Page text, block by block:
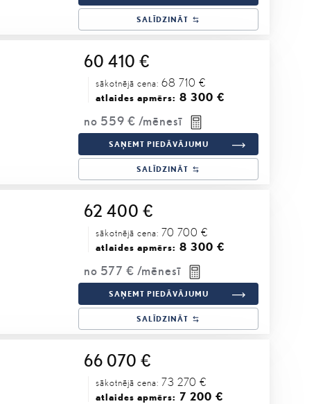
SALĪDZINĀT
60 410 €
sākotnējā cena: 68 710 €
atlaides apmērs: 8 300 €
no 559 € /mēnesī
SAŅEMT PIEDĀVĀJUMU
SALĪDZINĀT
62 400 €
sākotnējā cena: 70 700 €
atlaides apmērs: 8 300 €
no 577 € /mēnesī
SAŅEMT PIEDĀVĀJUMU
SALĪDZINĀT
66 070 €
sākotnējā cena: 73 270 €
atlaides apmērs: 7 200 €